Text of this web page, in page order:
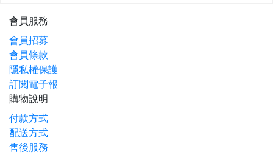
會員服務
會員招募
會員條款
隱私權保護
訂閱電子報
購物說明
付款方式
配送方式
售後服務